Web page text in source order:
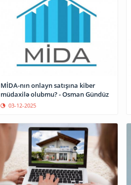
MİDA-nın onlayn satışına kiber
müdaxilə olubmu? - Osman Gündüz
03-12-2025